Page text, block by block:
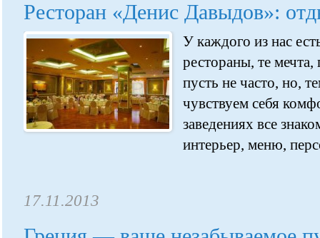
Ресторан «Денис Давыдов»:
У каждого из нас
рестораны, те
пусть не часто, но,
чувствуем себя
заведениях все
интерьер, меню,
17.11.2013